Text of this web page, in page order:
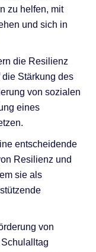
zu helfen, mit
und sich in
die Resilienz
Stärkung des
von sozialen
eines
entscheidende
Resilienz und
sie als
von